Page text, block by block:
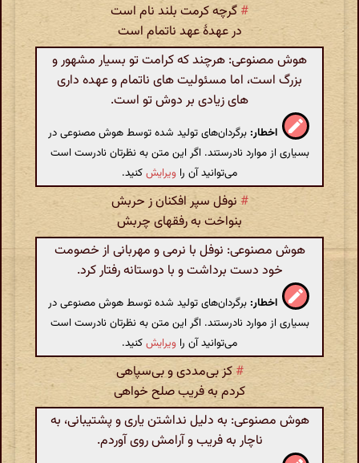
# گرچه کرمت بلند نام است
در عهدهٔ عهد ناتمام است
هوش مصنوعی: هرچند که کرامت تو بسیار مشهور و
بزرگ است، اما مسئولیت های ناتمام و عهده داری
های زیادی بر دوش تو است.
اخطار: برگردان‌های تولید شده توسط هوش مصنوعی در
بسیاری از موارد نادرستند. اگر این متن به نظرتان نادرست است
می‌توانید آن را ویرایشکنید.
# نوفل سپر افکنان ز حربش
بنواخت به رفقهای چربش
هوش مصنوعی: نوفل با نرمی و مهربانی از خصومت
خود دست برداشت و با دوستانه رفتار کرد.
اخطار: برگردان‌های تولید شده توسط هوش مصنوعی در
بسیاری از موارد نادرستند. اگر این متن به نظرتان نادرست است
می‌توانید آن را ویرایشکنید.
# کز بی‌مددی و بی‌سپاهی
کردم به فریب صلح خواهی
هوش مصنوعی: به دلیل نداشتن یاری و پشتیبانی، به
ناچار به فریب و آرامش روی آوردم.